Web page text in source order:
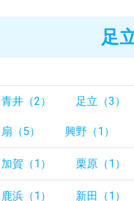
足
青井（2） 足立（3）
扇（5） 興野（1）
加賀（1） 栗原（1）
鹿浜（1） 新田（1）